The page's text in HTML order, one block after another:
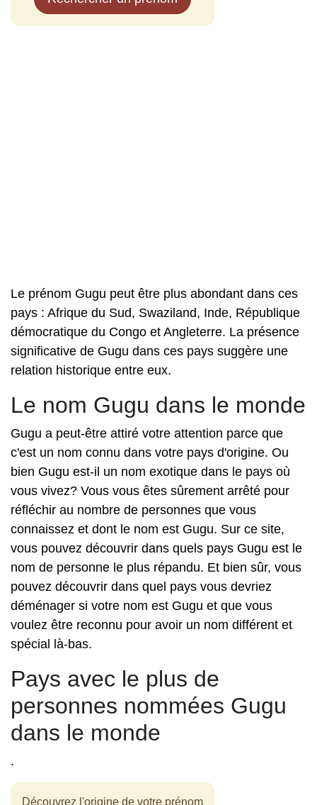
Le prénom Gugu peut être plus abondant dans ces
pays : Afrique du Sud, Swaziland, Inde, République
démocratique du Congo et Angleterre. La présence
significative de Gugu dans ces pays suggère une
relation historique entre eux.
Le nom Gugu dans le monde
Gugu a peut-être attiré votre attention parce que
c'est un nom connu dans votre pays d'origine. Ou
bien Gugu est-il un nom exotique dans le pays où
vous vivez? Vous vous êtes sûrement arrêté pour
réfléchir au nombre de personnes que vous
connaissez et dont le nom est Gugu. Sur ce site,
vous pouvez découvrir dans quels pays Gugu est le
nom de personne le plus répandu. Et bien sûr, vous
pouvez découvrir dans quel pays vous devriez
déménager si votre nom est Gugu et que vous
voulez être reconnu pour avoir un nom différent et
spécial là-bas.
Pays avec le plus de
personnes nommées Gugu
dans le monde
.
Découvrez l'origine de votre prénom